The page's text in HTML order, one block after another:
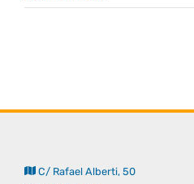
Programa Mentor
C/ Rafael Alberti, 50